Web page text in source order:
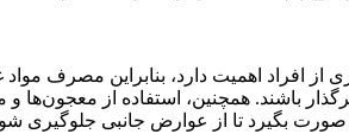
افراد اهمیت دارد، بنابراین مصرف
باشند. همچنین، استفاده از
بگیرد تا از عوارض جانبی جلوگیری